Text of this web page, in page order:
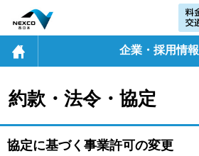
企業・採用情報
約款・法令・協定
協定に基づく事業許可の変更